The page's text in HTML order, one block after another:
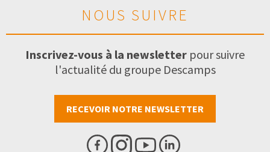
NOUS SUIVRE
Inscrivez-vous à la newsletter pour suivre
l'actualité du groupe Descamps
RECEVOIR NOTRE NEWSLETTER